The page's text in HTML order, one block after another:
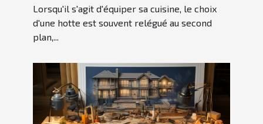
2024
Lorsqu'il s'agit d'équiper sa cuisine, le choix
d'une hotte est souvent relégué au second
plan,...